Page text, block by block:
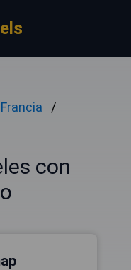
Francia
con